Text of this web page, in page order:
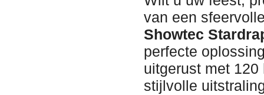
van een
Showtec
perfecte
uitgerust met 120
stijlvolle